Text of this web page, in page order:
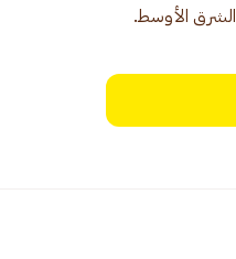
الشرق الأوسط.